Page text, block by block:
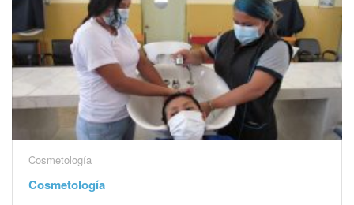
Cosmetología
Cosmetología